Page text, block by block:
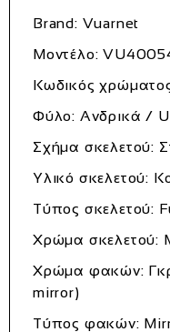
Brand: Vuarnet
Μοντέλο:
Κωδικός
Φύλο: Ανδρικά /
Σχήμα σκελετού:
Υλικό σκελετού:
Τύπος σκελετού:
Χρώμα σκελετού:
Χρώμα φακών:
mirror)
Τύπος φακών: